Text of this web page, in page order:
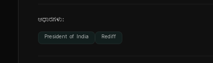
ಆಧಾರಗಳು:
President of India Rediff